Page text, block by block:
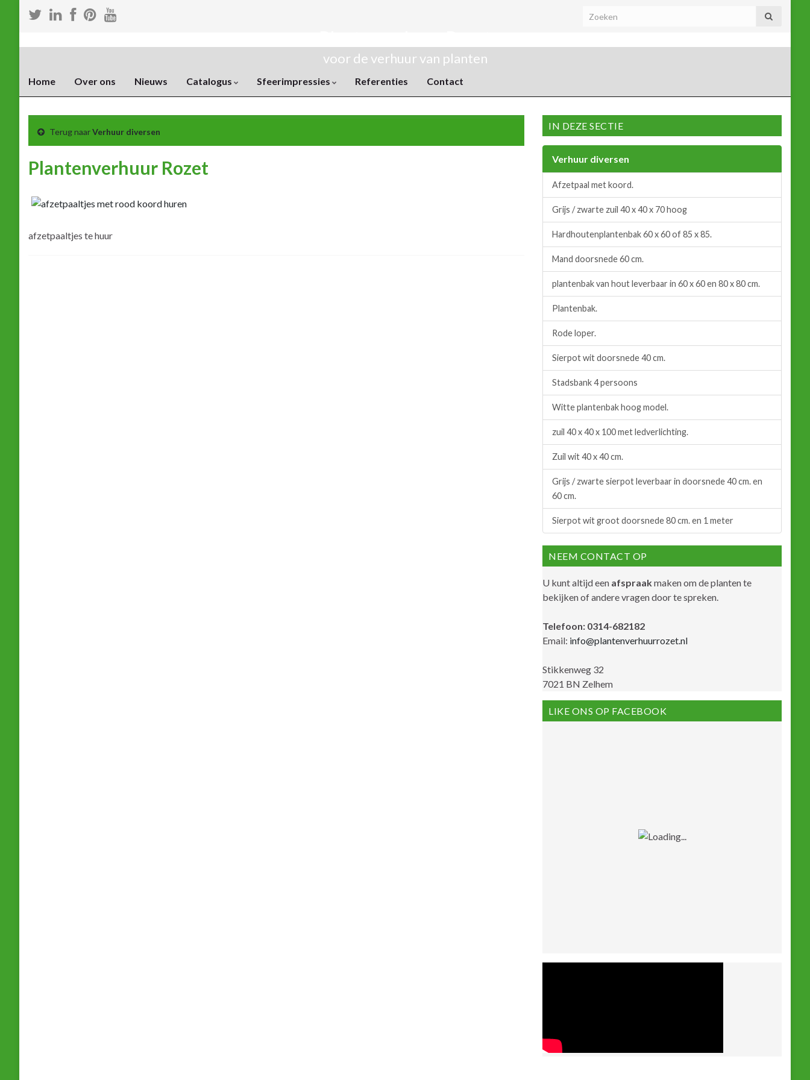
voor de verhuur van planten
Home Over ons Nieuws Catalogus Sfeerimpressies Referenties Contact
Terug naarVerhuur diversen
Plantenverhuur Rozet
afzetpaaltjes te huur
IN DEZE SECTIE
Verhuur diversen
Afzetpaal met koord.
Grijs / zwarte zuil 40 x 40 x 70 hoog
Hardhoutenplantenbak 60 x 60 of 85 x 85.
Mand doorsnede 60 cm.
plantenbak van hout leverbaar in 60 x 60 en 80 x 80 cm.
Plantenbak.
Rode loper.
Sierpot wit doorsnede 40 cm.
Stadsbank 4 persoons
Witte plantenbak hoog model.
zuil 40 x 40 x 100 met ledverlichting.
Zuil wit 40 x 40 cm.
Grijs / zwarte sierpot leverbaar in doorsnede 40 cm. en
60 cm.
Sierpot wit groot doorsnede 80 cm. en 1 meter
NEEM CONTACT OP
U kunt altijd een afspraakmaken om de planten te
bekijken of andere vragen door te spreken.
Telefoon: 0314-682182
Email: info@plantenverhuurrozet.nl
Stikkenweg 32
7021 BN Zelhem
LIKE ONS OP FACEBOOK